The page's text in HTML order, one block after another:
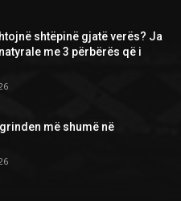
shtëpinë gjatë verës? Ja
me 3 përbërës që i
më shumë në